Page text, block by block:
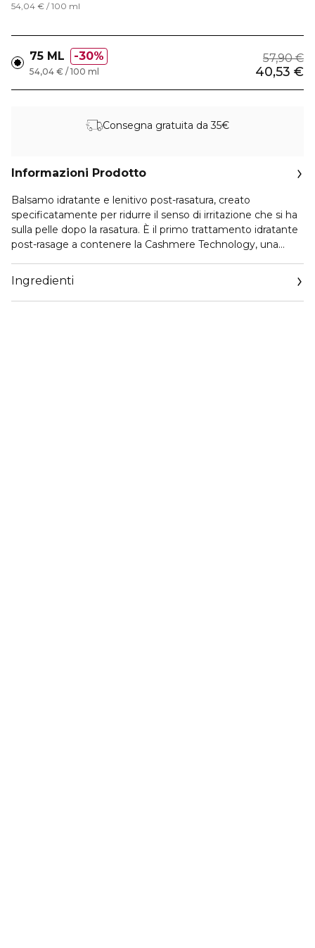
54,04 € / 100 ml
75 ML 30% 57,90 €
40,53 €
54,04 € / 100 ml
Consegna gratuita da 35€
Informazioni Prodotto
Balsamo idratante e lenitivo post-rasatura, creato
specificatamente per ridurre il senso di irritazione che si ha
sulla pelle dopo la rasatura. È il primo trattamento idratante
post-rasage a contenere la Cashmere Technology, una
rinforzano la pelle e lasciano un senso di freschezza e
morbidezza unico.
Ingredienti